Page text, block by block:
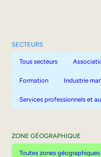
SECTEURS
Tous secteurs
Formation Industrie
Services professionnels et
ZONE GÉOGRAPHIQUE
Toutes zones géographiques